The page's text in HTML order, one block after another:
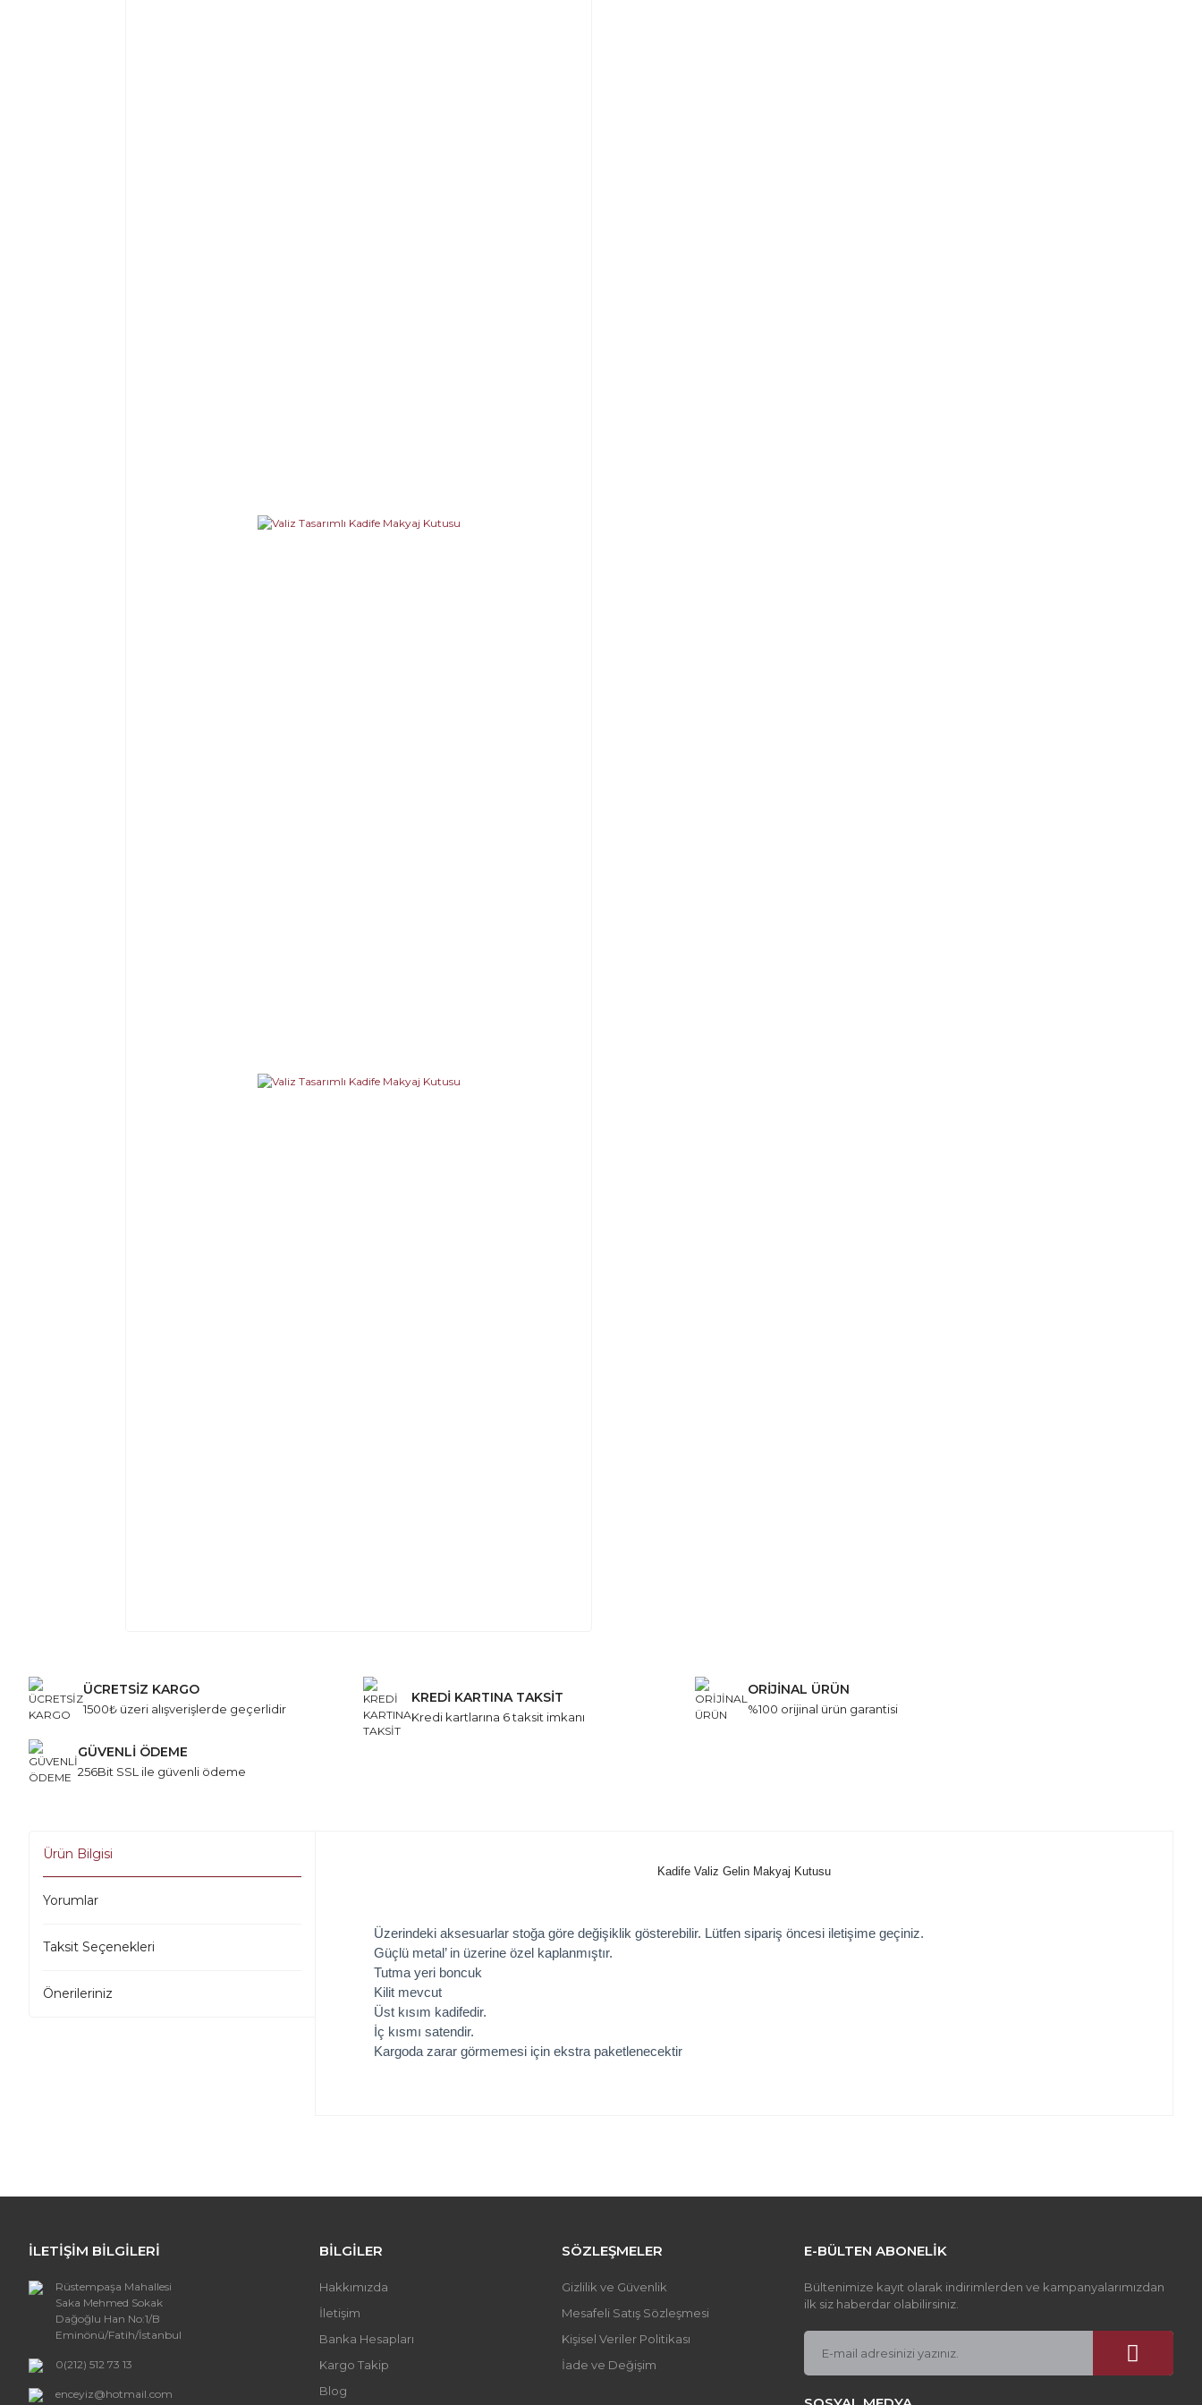
ÜCRETSİZ KARGO
1500₺ üzeri alışverişlerde geçerlidir
KREDİ KARTINA TAKSİT
Kredi kartlarına 6 taksit imkanı
ORİJİNAL ÜRÜN
%100 orijinal ürün garantisi
GÜVENLİ ÖDEME
256Bit SSL ile güvenli ödeme
Ürün Bilgisi
Yorumlar
Taksit Seçenekleri
Önerileriniz
Kadife Valiz Gelin Makyaj Kutusu
Üzerindeki aksesuarlar stoğa göre değişiklik gösterebilir. Lütfen sipariş öncesi iletişime geçiniz.
Güçlü metal’ in üzerine özel kaplanmıştır.
Tutma yeri boncuk
Kilit mevcut
Üst kısım kadifedir.
İç kısmı satendir.
Kargoda zarar görmemesi için ekstra paketlenecektir
Yorum Yaz
Ürün resmi kalitesiz, bozuk veya görüntülenemiyor.
Ürün bilgilerinde hatalar bulunuyor.
İLETİŞİM BİLGİLERİ
Rüstempaşa Mahallesi
Saka Mehmed Sokak
Dağoğlu Han No:1/B
Eminönü/Fatih/İstanbul
0(212) 512 73 13
enceyiz@hotmail.com
BİLGİLER
Hakkımızda
İletişim
Banka Hesapları
Kargo Takip
Blog
SÖZLEŞMELER
Gizlilik ve Güvenlik
Mesafeli Satış Sözleşmesi
Kişisel Veriler Politikası
İade ve Değişim
E-BÜLTEN ABONELİK
Bültenimize kayıt olarak indirimlerden ve kampanyalarımızdan
ilk siz haberdar olabilirsiniz.